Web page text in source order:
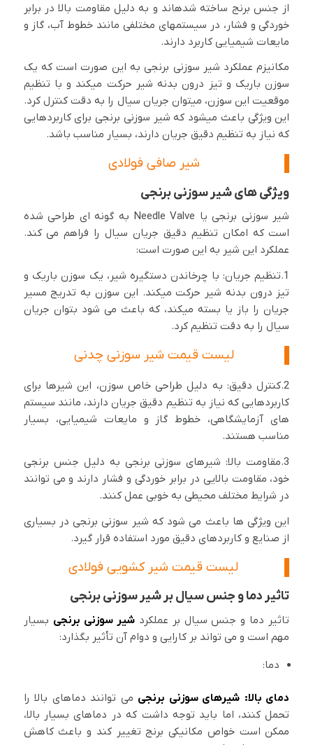
از جنس برنج ساخته شدهاند و به دلیل مقاومت بالا در برابر
خوردگی و فشار، در سیستمهای مختلفی مانند خطوط آب، گاز و
مایعات شیمیایی کاربرد دارند.
مکانیزم عملکرد شیر سوزنی برنجی به این صورت است که یک
سوزن باریک و تیز درون بدنه شیر حرکت میکند و با تنظیم
موقعیت این سوزن، میتوان جریان سیال را به دقت کنترل کرد.
این ویژگی باعث میشود که شیر سوزنی برنجی برای کاربردهایی
که نیاز به تنظیم دقیق جریان دارند، بسیار مناسب باشد.
شیر صافی فولادی
ویژگی های شیر سوزنی برنجی
شیر سوزنی برنجی یا Needle Valve به گونه ای طراحی شده
است که امکان تنظیم دقیق جریان سیال را فراهم می کند.
عملکرد این شیر به این صورت است:
1.تنظیم جریان: با چرخاندن دستگیره شیر، یک سوزن باریک و
تیز درون بدنه شیر حرکت میکند. این سوزن به تدریج مسیر
جریان را باز یا بسته میکند، که باعث می شود بتوان جریان
سیال را به دقت تنظیم کرد.
لیست قیمت شیر سوزنی چدنی
2.کنترل دقیق: به دلیل طراحی خاص سوزن، این شیرها برای
کاربردهایی که نیاز به تنظیم دقیق جریان دارند، مانند سیستم
های آزمایشگاهی، خطوط گاز و مایعات شیمیایی، بسیار
مناسب هستند.
3.مقاومت بالا: شیرهای سوزنی برنجی به دلیل جنس برنجی
خود، مقاومت بالایی در برابر خوردگی و فشار دارند و می توانند
در شرایط مختلف محیطی به خوبی عمل کنند.
این ویژگی ها باعث می شود که شیر سوزنی برنجی در بسیاری
از صنایع و کاربردهای دقیق مورد استفاده قرار گیرد.
لیست قیمت شیر کشویی فولادی
تاثیر دما و جنس سیال بر شیر سوزنی برنجی
تاثیر دما و جنس سیال بر عملکردشیر سوزنی برنجی بسیار
مهم است و می تواند بر کارایی و دوام آن تأثیر بگذارد:
دما:
دمای بالا: شیرهای سوزنی برنجی می توانند دماهای بالا را
تحمل کنند، اما باید توجه داشت که در دماهای بسیار بالا،
ممکن است خواص مکانیکی برنج تغییر کند و باعث کاهش